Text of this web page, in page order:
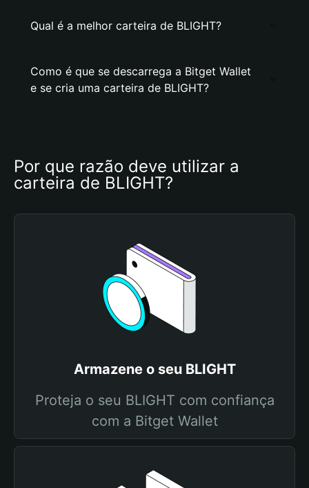
Qual é a melhor carteira de BLIGHT?
Como é que se descarrega a Bitget Wallet
e se cria uma carteira de BLIGHT?
Por que razão deve utilizar a
carteira de BLIGHT?
Armazene o seu BLIGHT
Proteja o seu BLIGHT com confiança
com a Bitget Wallet